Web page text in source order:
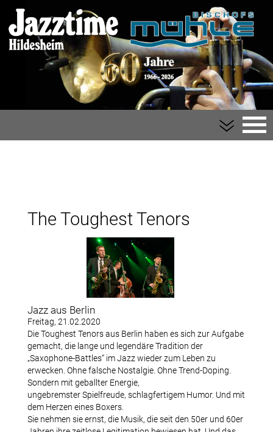
Impressum
Datenschutzerklärung
Konzerte
Archiv Bischofsmühle
Konzertfotos Bischofsmühle
The Toughest Tenors
Jazz aus Berlin
Freitag, 21.02.2020
Die Toughest Tenors aus Berlin haben es sich zur Aufgabe
gemacht, die lange und legendäre Tradition der
„Saxophone-Battles“ im Jazz wieder zum Leben zu
erwecken. Ohne falsche Nostalgie. Ohne Trend-Doping.
Sondern mit geballter Energie,
ungebremster Spielfreude, schlagfertigem Humor. Und mit
dem Herzen eines Boxers.
Sie nehmen sie ernst, die Musik, die seit den 50er und 60er